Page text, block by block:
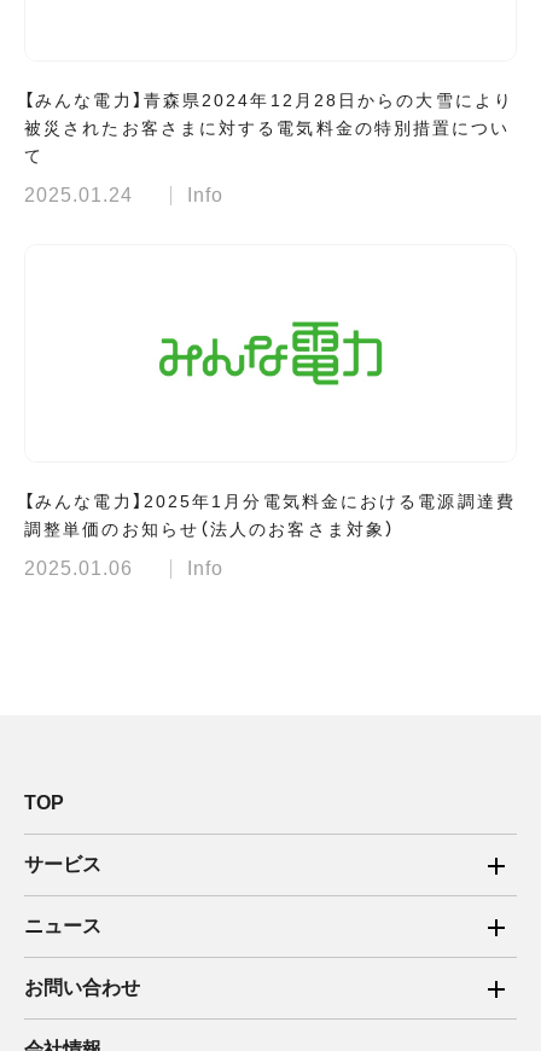
【みんな電力】青森県2024年12月28日からの大雪により
被災されたお客さまに対する電気料金の特別措置につい
て
2025.01.24 Info
【みんな電力】2025年1月分電気料金における電源調達費
調整単価のお知らせ（法人のお客さま対象）
2025.01.06 Info
TOP
サービス
ご家庭向け電力サービス
法人向け脱炭素サービス
ニュース
2025年
2024年
お問い合わせ
ご家庭向け電力サービス・卒FIT電気の売電